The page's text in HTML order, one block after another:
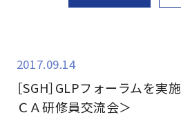
2017.09.14
［SGH］GLPフォーラムを実
ＣＡ研修員交流会＞